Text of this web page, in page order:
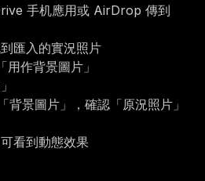
手机應用或 AirDrop 傳到
到匯入的實況照片
作背景圖片」
背景圖片」，確認「原況照片」
看到動態效果